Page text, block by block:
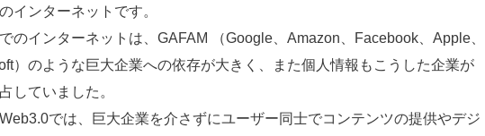
インターネットです。
のインターネットは、GAFAM （Google、Amazon、Facebook、Apple、
）のような巨大企業への依存が大きく、また個人情報もこうした企業が
していました。
では、巨大企業を介さずにユーザー同士でコンテンツの提供やデジ